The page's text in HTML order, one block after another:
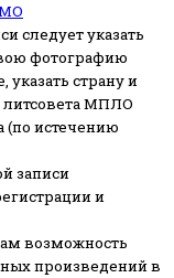
следует указать
фотографию
указать страну и
МПЛО
(по истечению
записи
и
возможность
произведений в